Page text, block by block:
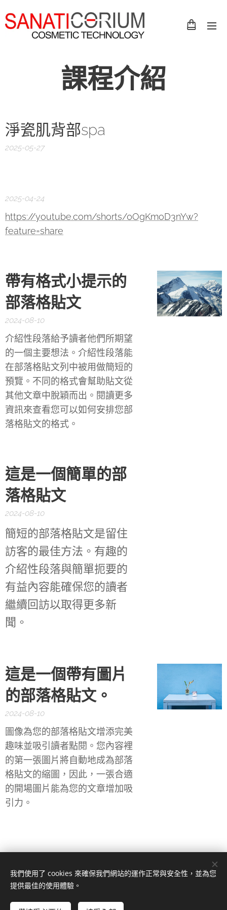
課程介紹
淨瓷肌背部spa
2025-05-27
2025-04-24
https://youtube.com/shorts/0OgKmoD3nYw?
feature=share
帶有格式小提示的
部落格貼文
2024-08-10
介紹性段落給予讀者他們所期望
的一個主要想法。介紹性段落能
在部落格貼文列中被用做簡短的
預覽。不同的格式會幫助貼文從
其他文章中脫穎而出。閱讀更多
資訊來查看您可以如何安排您部
落格貼文的格式。
這是一個簡單的部
落格貼文
2024-08-10
簡短的部落格貼文是留住
訪客的最佳方法。有趣的
介紹性段落與簡單扼要的
有益內容能確保您的讀者
繼續回訪以取得更多新
聞。
這是一個帶有圖片
的部落格貼文。
2024-08-10
圖像為您的部落格貼文增添完美
趣味並吸引讀者點閱。您內容裡
的第一張圖片將自動地成為部落
格貼文的縮圖，因此，一張合適
的開場圖片能為您的文章增加吸
引力。
SANATI法系專業保養品，2023
我們使用了 cookies 來確保我們網站的運作正常與安全性，並為您
提供最佳的使用體驗。